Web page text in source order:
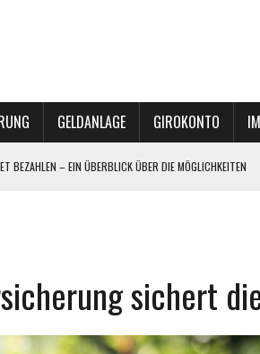
GELDANLAGE GIROKONTO
BEZAHLEN – EIN ÜBERBLICK ÜBER DIE MÖGLICHKEITEN
– DIVERSIFIKATION MIT POTENZIAL
TEAM FÜR HEIZREPORT BEGEISTERT
sichert